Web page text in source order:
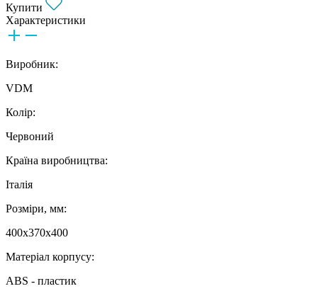
Купити
Характеристики
Виробник:
VDM
Колір:
Червоний
Країна виробництва:
Італія
Розміри, мм:
400х370х400
Матеріал корпусу:
ABS - пластик